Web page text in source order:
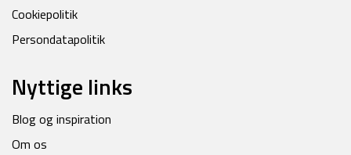
Cookiepolitik
Persondatapolitik
Nyttige links
Blog og inspiration
Om os